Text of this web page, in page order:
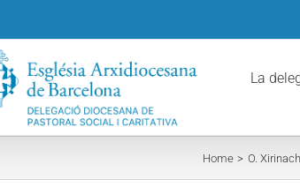
La
Home O.